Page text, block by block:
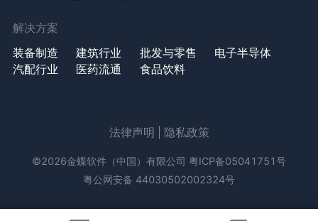
解决方案
装备制造
建筑行业 批发与零售
电子半导体
汽配行业
医药流通 食品饮料
法律声明 隐私政策
©2026金蝶软件（中国）有限公司 粤ICP备05041751号
粤公网安备 44030502002324号